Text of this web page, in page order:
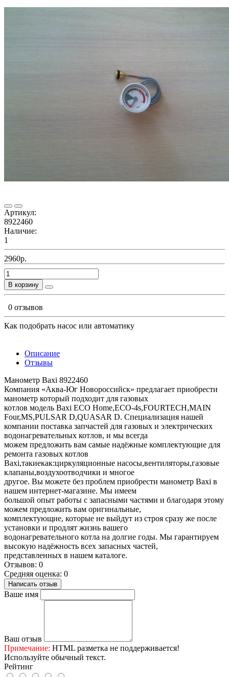
Артикул:
8922460
Наличие:
1
2960р.
В корзину
0 отзывов
Как подобрать насос или автоматику
Описание
Отзывы
Манометр Baxi 8922460
Компания «Аква-Юг Новороссийск» предлагает приобрести
манометр который подходит для газовых
котлов модель Baxi ECO Home,ECO-4s,FOURTECH,MAIN
Four,MS,PULSAR D,QUASAR D. Специализация нашей
компании поставка запчастей для газовых и электрических
водонагревательных котлов, и мы всегда
можем предложить вам самые надёжные комплектующие для
ремонта газовых котлов
Baxi,такиекак:циркуляционные насосы,вентиляторы,газовые
клапаны,воздухоотводчики и многое
другое. Вы можете без проблем приобрести манометр Baxi в
нашем интернет-магазине. Мы имеем
большой опыт работы с запасными частями и благодаря этому
можем предложить вам оригинальные,
комплектующие, которые не выйдут из строя сразу же после
установки и продлят жизнь вашего
водонагревательного котла на долгие годы. Мы гарантируем
высокую надёжность всех запасных частей,
представленных в нашем каталоге.
Отзывов: 0
Средняя оценка: 0
Написать отзыв
Ваше имя
Ваш отзыв
Примечание: HTML разметка не поддерживается!
Используйте обычный текст.
Рейтинг